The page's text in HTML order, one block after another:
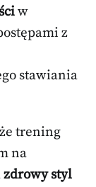
w
z
stawiania
trening
na
zdrowy styl